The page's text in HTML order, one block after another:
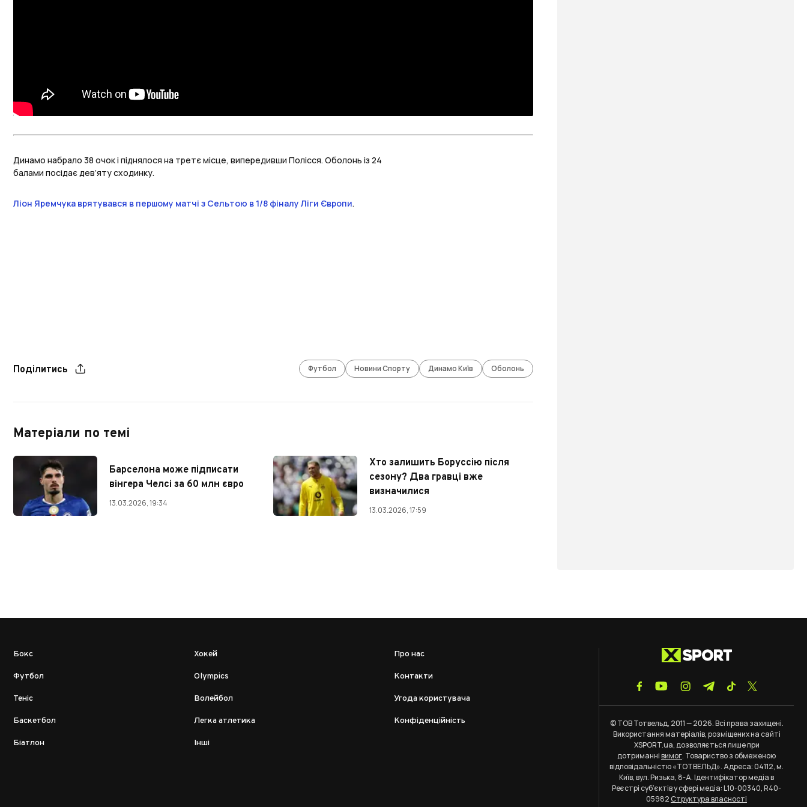
Динамо набрало 38 очок і піднялося на третє місце, випередивши Полісся. Оболонь із 24
балами посідає дев’яту сходинку.
Ліон Яремчука врятувався в першому матчі з Сельтою в 1/8 фіналу Ліги Європи.
Поділитись Футбол Новини Спорту Динамо Київ Оболонь
Матеріали по темі
Барселона може підписати
вінгера Челсі за 60 млн євро
13.03.2026, 19:34
Хто залишить Боруссію після
сезону? Два гравці вже
визначилися
13.03.2026, 17:59
Бокс
Футбол
Теніс
Баскетбол
Біатлон
Хокей
Olympics
Волейбол
Легка атлетика
Інші
Про нас
Контакти
Угода користувача
Конфіденційність
© ТОВ Тотвельд, 2011 — 2026. Всі права захищені.
Використання матеріалів, розміщених на сайті
XSPORT.ua, дозволяється лише при
дотриманнівимог. Товариство з обмеженою
відповідальністю «ТОТВЕЛЬД». Адреса: 04112, м.
Київ, вул. Ризька, 8-А. Ідентифікатор медіа в
Реєстрі суб’єктів у сфері медіа: L10-00340, R40-
05982Структура власності